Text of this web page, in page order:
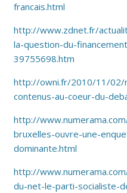
francais.html
http://www.zdnet.fr/
la-question-du-
39755698.htm
http://owni.fr/2010/11/02/
contenus-au-coeur-du-
http://
bruxelles-ouvre-une-
dominante.html
http://
du-net-le-parti-socialiste-